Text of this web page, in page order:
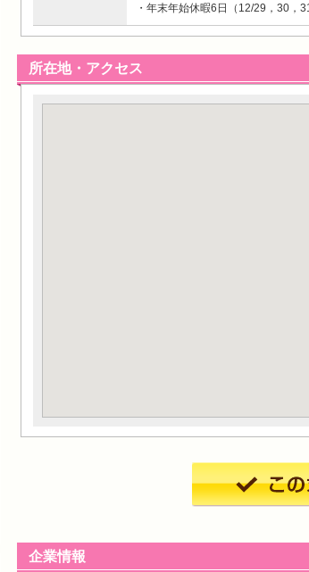
・年末年始休暇6日（12/29，30，
所在地・アクセス
企業情報